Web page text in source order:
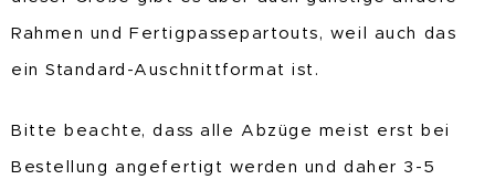
Rahmen und Fertigpassepartouts, weil auch das
ein Standard-Auschnittformat ist.
Bitte beachte, dass alle Abzüge meist erst bei
Bestellung angefertigt werden und daher 3-5